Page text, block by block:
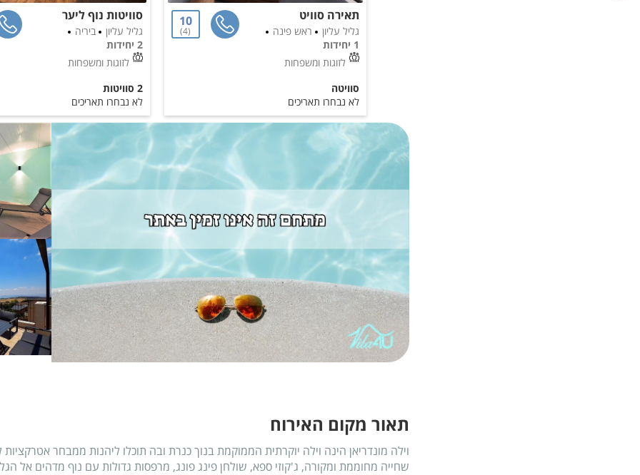
תאירה סוויט
גליל עליון
ראש פינה
1 יחידות
לזוגות ומשפחות
10
4
סוויטה
לא נבחרו תאריכים
סוויטות נוף ליער
גליל עליון
ביריה
2 יחידות
לזוגות ומשפחות
2 סוויטות
לא נבחרו תאריכים
תאור מקום האירוח
וילה מונדריאן הינה וילה יוקרתית הממוקמת בנוך כנרת ובה תוכלו ליהנות ממבחר
שחייה מחוממת ומקורה, ג'קוזי ספא, שולחן פינג פונג, מרפסות גדולות עם נוף מדהים אל